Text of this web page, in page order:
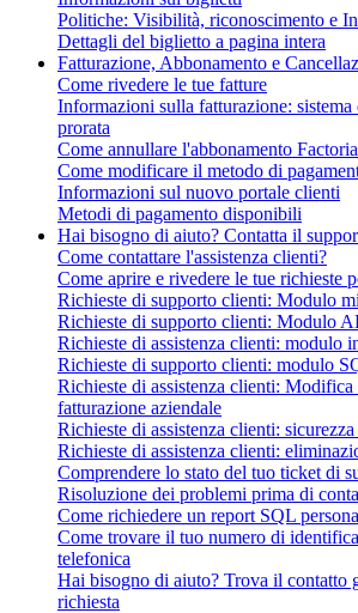
Politiche: Visibilità, riconoscimento e
Dettagli del biglietto a pagina intera
Fatturazione, Abbonamento e
Come rivedere le tue fatture
Informazioni sulla fatturazione:
prorata
Come annullare l'abbonamento
Come modificare il metodo di
Informazioni sul nuovo portale clienti
Metodi di pagamento disponibili
Hai bisogno di aiuto? Contatta il
Come contattare l'assistenza clienti?
Come aprire e rivedere le tue richieste
Richieste di supporto clienti: Modulo
Richieste di supporto clienti: Modulo
Richieste di assistenza clienti: modulo
Richieste di supporto clienti: modulo
Richieste di assistenza clienti:
fatturazione aziendale
Richieste di assistenza clienti:
Richieste di assistenza clienti:
Comprendere lo stato del tuo ticket di
Risoluzione dei problemi prima di
Come richiedere un report SQL
Come trovare il tuo numero di
telefonica
Hai bisogno di aiuto? Trova il contatto
richiesta